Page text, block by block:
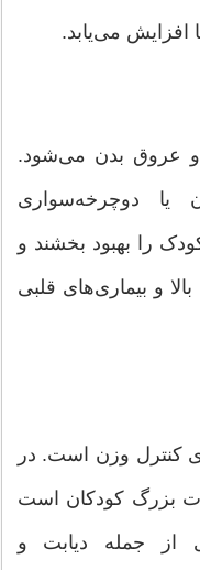
می‌یابد.
عروق بدن می‌شود.
یا دوچرخه‌سواری
را بهبود بخشند و
و بیماری‌های قلبی
کنترل وزن است. در
بزرگ کودکان است
از جمله دیابت و